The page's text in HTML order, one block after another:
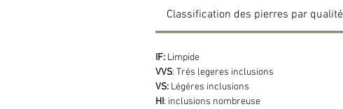
Classification des pierres par qualité
IF: Limpide
VVS: Trés legeres inclusions
VS: Légéres inclusions
HI: inclusions nombreuse